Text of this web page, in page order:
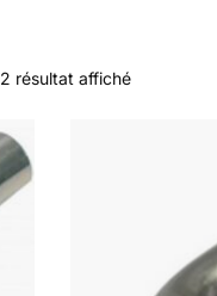
2 résultat affiché